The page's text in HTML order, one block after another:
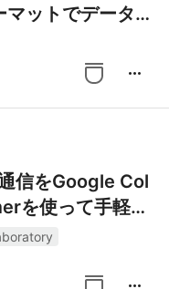
ットでデータを
more_horiz
信をGoogle Col
を使って手軽に